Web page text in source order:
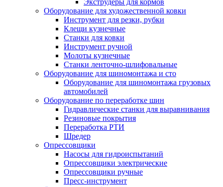
Экструдеры для кормов
Оборудование для художественной ковки
Инструмент для резки, рубки
Клещи кузнечные
Станки для ковки
Инструмент ручной
Молоты кузнечные
Станки ленточно-шлифовальные
Оборудование для шиномонтажа и сто
Оборудование для шиномонтажа грузовых
автомобилей
Оборудование по переработке шин
Гидравлические станки для выравнивания
Резиновые покрытия
Переработка РТИ
Шредер
Опрессовщики
Насосы для гидроиспытаний
Опрессовщики электрические
Опрессовщики ручные
Пресс-инструмент